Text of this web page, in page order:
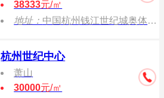
38333元/㎡
地址： 中国杭州钱江世纪城奥体博览城奔竞大道（国际博览中心西侧）
杭州世纪中心
萧山
30000元/㎡